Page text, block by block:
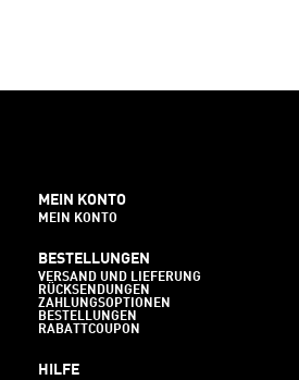
MEIN KONTO
MEIN KONTO
BESTELLUNGEN
VERSAND UND LIEFERUNG
RÜCKSENDUNGEN
ZAHLUNGSOPTIONEN
BESTELLUNGEN
RABATTCOUPON
HILFE